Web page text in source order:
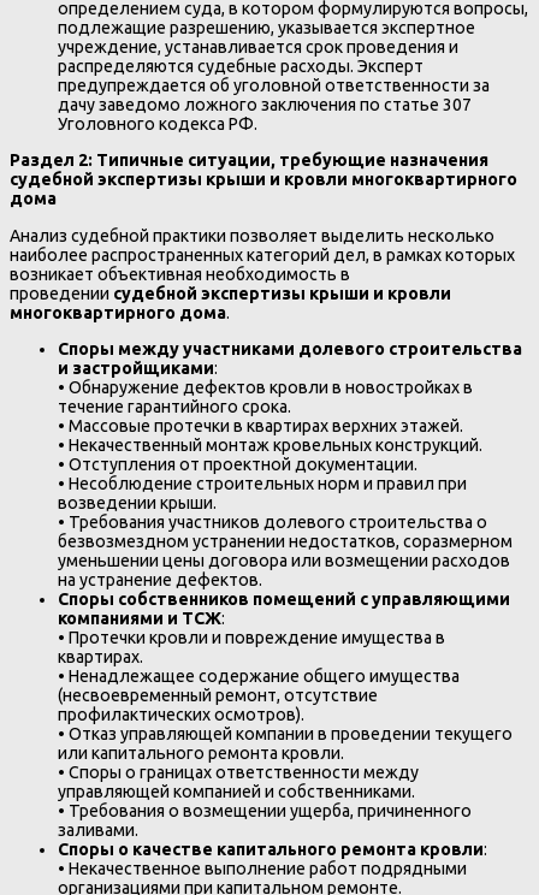
определением суда, в котором формулируются вопросы,
подлежащие разрешению, указывается экспертное
учреждение, устанавливается срок проведения и
распределяются судебные расходы. Эксперт
предупреждается об уголовной ответственности за
дачу заведомо ложного заключения по статье 307
Уголовного кодекса РФ.
Раздел 2: Типичные ситуации, требующие назначения
судебной экспертизы крыши и кровли многоквартирного
дома
Анализ судебной практики позволяет выделить несколько
наиболее распространенных категорий дел, в рамках которых
возникает объективная необходимость в
проведении судебной экспертизы крыши и кровли
многоквартирного дома.
Споры между участниками долевого строительства
и застройщиками:
• Обнаружение дефектов кровли в новостройках в
течение гарантийного срока.
• Массовые протечки в квартирах верхних этажей.
• Некачественный монтаж кровельных конструкций.
• Отступления от проектной документации.
• Несоблюдение строительных норм и правил при
возведении крыши.
• Требования участников долевого строительства о
безвозмездном устранении недостатков, соразмерном
уменьшении цены договора или возмещении расходов
на устранение дефектов.
Споры собственников помещений с управляющими
компаниями и ТСЖ:
• Протечки кровли и повреждение имущества в
квартирах.
• Ненадлежащее содержание общего имущества
(несвоевременный ремонт, отсутствие
профилактических осмотров).
• Отказ управляющей компании в проведении текущего
или капитального ремонта кровли.
• Споры о границах ответственности между
управляющей компанией и собственниками.
• Требования о возмещении ущерба, причиненного
заливами.
Споры о качестве капитального ремонта кровли:
• Некачественное выполнение работ подрядными
организациями при капитальном ремонте.